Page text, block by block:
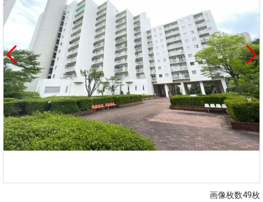
件
を
探
す
購入向け
サービス
住宅ロー
ンシミュ
レーショ
ン
住まい1プ
ラス（お
役立ちコ
ラム）
売却向け
サービス
周辺相場
検索
住まい1プ
ラス（お
役立ちコ
ラム）
住まいと
暮らしの
税金の本
売却ガイ
ド
画像枚数49枚